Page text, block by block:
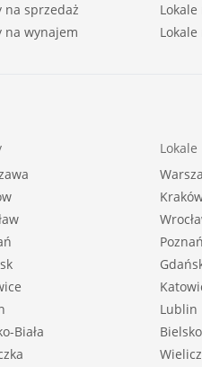
na sprzedaż
na wynajem
Biała
Lokale
Poznań
Lublin